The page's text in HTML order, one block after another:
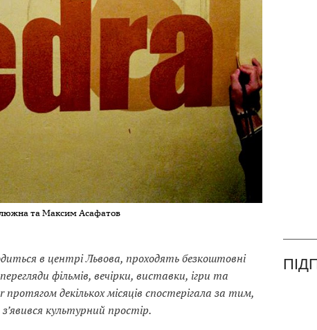
та Максим Асафатов
в центрі Львова, проходять безкоштовні
фільмів, вечірки, виставки, ігри та
протягом декількох місяців спостерігала за тим,
культурний простір.